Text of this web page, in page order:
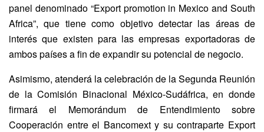
panel denominado “Export promotion in Mexico and South
Africa”, que tiene como objetivo detectar las áreas de
interés que existen para las empresas exportadoras de
ambos países a fin de expandir su potencial de negocio.
Asimismo, atenderá la celebración de la Segunda Reunión
de la Comisión Binacional México-Sudáfrica, en donde
firmará el Memorándum de Entendimiento sobre
Cooperación entre el Bancomext y su contraparte Export